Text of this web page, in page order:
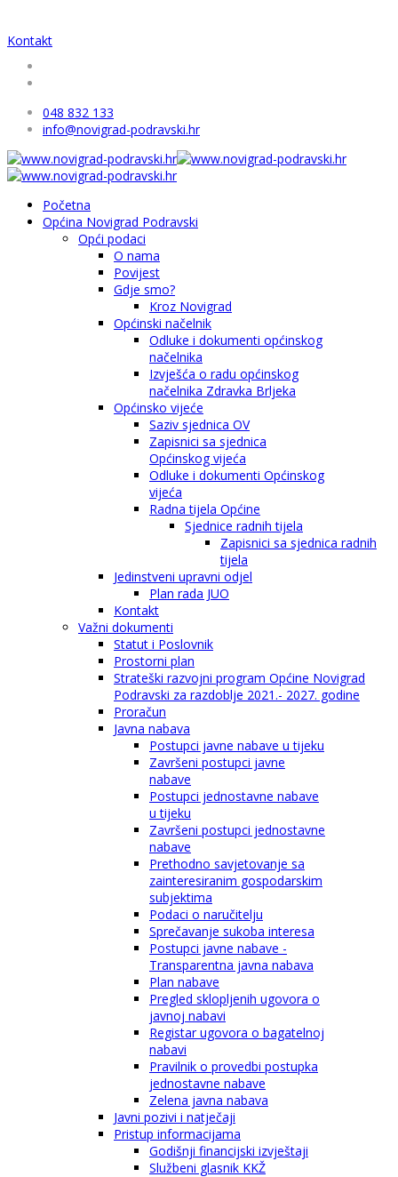
Kontakt
048 832 133
info@novigrad-podravski.hr
Početna
Općina Novigrad Podravski
Opći podaci
O nama
Povijest
Gdje smo?
Kroz Novigrad
Općinski načelnik
Odluke i dokumenti općinskog
načelnika
Izvješća o radu općinskog
načelnika Zdravka Brljeka
Općinsko vijeće
Saziv sjednica OV
Zapisnici sa sjednica
Općinskog vijeća
Odluke i dokumenti Općinskog
vijeća
Radna tijela Općine
Sjednice radnih tijela
Zapisnici sa sjednica radnih
tijela
Jedinstveni upravni odjel
Plan rada JUO
Kontakt
Važni dokumenti
Statut i Poslovnik
Prostorni plan
Strateški razvojni program Općine Novigrad
Podravski za razdoblje 2021.- 2027. godine
Proračun
Javna nabava
Postupci javne nabave u tijeku
Završeni postupci javne
nabave
Postupci jednostavne nabave
u tijeku
Završeni postupci jednostavne
nabave
Prethodno savjetovanje sa
zainteresiranim gospodarskim
subjektima
Podaci o naručitelju
Sprečavanje sukoba interesa
Postupci javne nabave -
Transparentna javna nabava
Plan nabave
Pregled sklopljenih ugovora o
javnoj nabavi
Registar ugovora o bagatelnoj
nabavi
Pravilnik o provedbi postupka
jednostavne nabave
Zelena javna nabava
Javni pozivi i natječaji
Pristup informacijama
Godišnji financijski izvještaji
Službeni glasnik KKŽ